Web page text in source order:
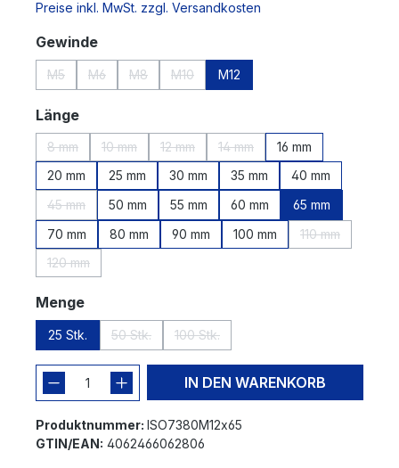
Preise inkl. MwSt. zzgl. Versandkosten
Gewindeauswählen
M5 M6 M8 M10 M12
Längeauswählen
8 mm 10 mm 12 mm 14 mm
16 mm
20 mm
25 mm 30 mm 35 mm
40 mm
45 mm
50 mm 55 mm 60 mm
65 mm
70 mm
80 mm 90 mm 100 mm 110 mm
120 mm
Mengeauswählen
25 Stk. 50 Stk. 100 Stk.
IN DEN WARENKORB
Produktnummer: ISO7380M12x65
GTIN/EAN: 4062466062806